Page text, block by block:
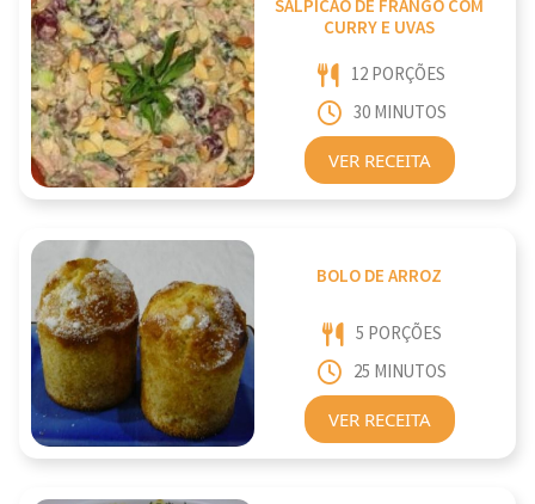
SALPICÃO DE FRANGO COM
CURRY E UVAS
12 PORÇÕES
30 MINUTOS
VER RECEITA
BOLO DE ARROZ
5 PORÇÕES
25 MINUTOS
VER RECEITA